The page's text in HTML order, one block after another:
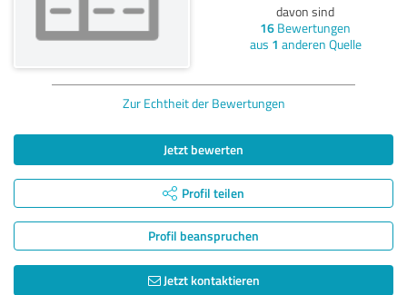
davon sind
16 Bewertungen
aus 1 anderen Quelle
Zur Echtheit der Bewertungen
Jetzt bewerten
Profil teilen
Profil beanspruchen
Jetzt kontaktieren